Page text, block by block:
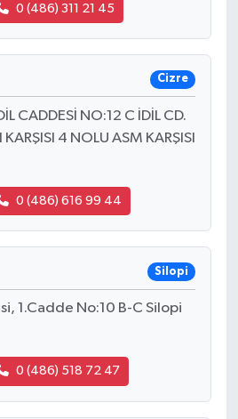
0 (486) 311 21 45
Cizre
CADDESİ NO:12 C İDİL CD.
KARŞISI 4 NOLU ASM KARŞISI
0 (486) 616 99 44
Silopi
1.Cadde No:10 B-C Silopi
0 (486) 518 72 47